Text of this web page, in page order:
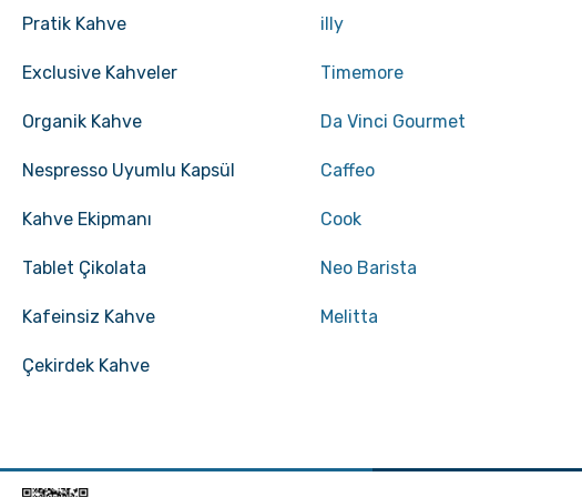
hazırlanır ?
2.250,00 TL
Pratik Kahve
Exclusive Kahveler
Organik Kahve
Nespresso Uyumlu Kapsül
Kahve Ekipmanı
Tablet Çikolata
Kafeinsiz Kahve
Çekirdek Kahve
illy
Timemore
Da Vinci Gourmet
Caffeo
Cook
Neo Barista
Melitta